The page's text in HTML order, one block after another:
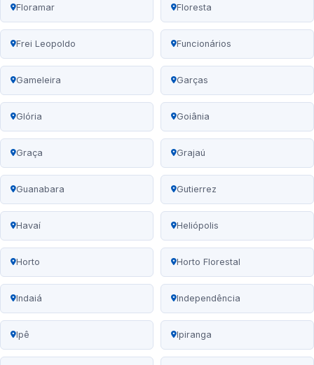
Floramar Floresta
Frei Leopoldo Funcionários
Gameleira Garças
Glória Goiânia
Graça Grajaú
Guanabara Gutierrez
Havaí Heliópolis
Horto Horto Florestal
Indaiá Independência
Ipê Ipiranga